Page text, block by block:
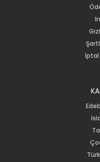
İptal